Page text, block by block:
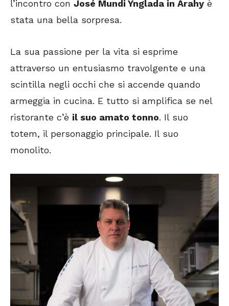
l’incontro con José Mundi Ynglada in Arahy è
stata una bella sorpresa.
La sua passione per la vita si esprime
attraverso un entusiasmo travolgente e una
scintilla negli occhi che si accende quando
armeggia in cucina. E tutto si amplifica se nel
ristorante c’è il suo amato tonno. Il suo
totem, il personaggio principale. Il suo
monolito.